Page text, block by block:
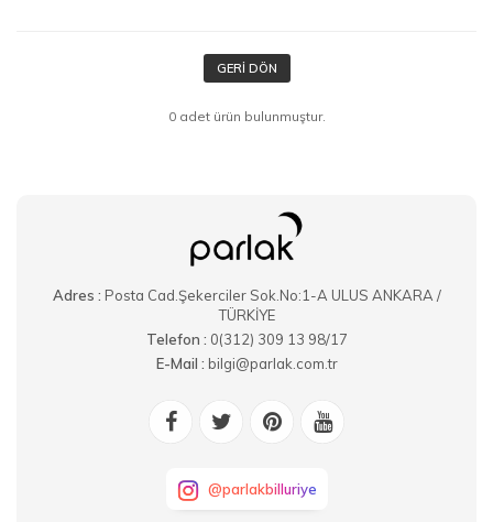
GERI DÖN
0 adet ürün bulunmuştur.
Adres : Posta Cad.Şekerciler Sok.No:1-A ULUS ANKARA /
TÜRKİYE
Telefon : 0(312) 309 13 98/17
E-Mail : bilgi@parlak.com.tr
@parlakbilluriye